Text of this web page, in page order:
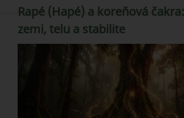
Rapé (Hapé) a koreňová
zemi, telu a stabilite